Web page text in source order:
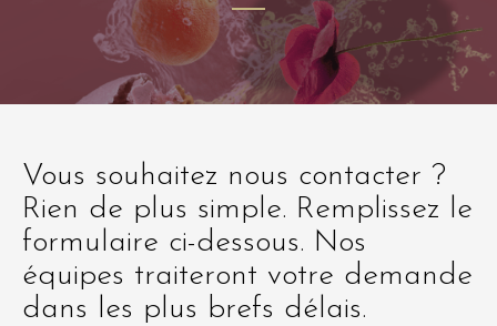
Vous souhaitez nous contacter ?
Rien de plus simple. Remplissez le
formulaire ci-dessous. Nos
équipes traiteront votre demande
dans les plus brefs délais.